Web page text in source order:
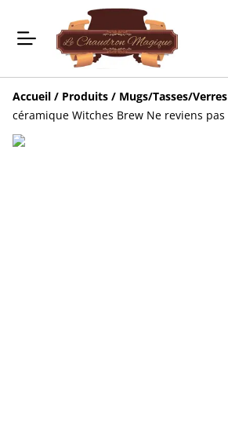
Accueil / Produits / Mugs/Tasses/Verres
céramique Witches Brew Ne reviens pas